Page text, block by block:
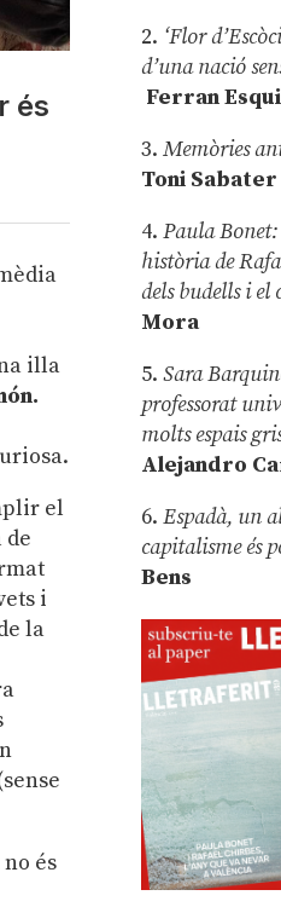
és
illa
el
de
i
la
és
2. ‘Flor
d’una nació
Ferran
3.Memòries
Toni Sabater
4.Paula
història de
dels budells i el
Mora
5.Sara
professorat
molts espais
Alejandro
6.Espadà, un
capitalisme és
Bens